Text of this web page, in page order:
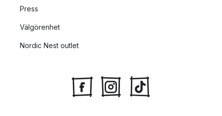
Press
Välgörenhet
Nordic Nest outlet